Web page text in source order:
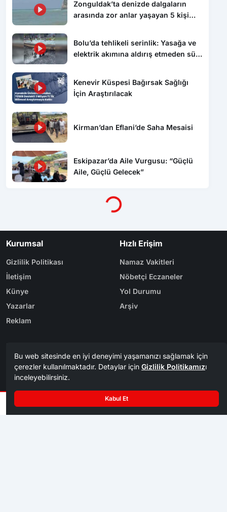
Zonguldak’ta denizde dalgaların
arasında zor anlar yaşayan 5 kişi
Bolu’da tehlikeli serinlik: Yasağa ve
elektrik akımına aldırış etmeden süs
Kenevir Küspesi Bağırsak Sağlığı
İçin Araştırılacak
Kirman’dan Eflani’de Saha Mesaisi
Eskipazar’da Aile Vurgusu: “Güçlü
Aile, Güçlü Gelecek”
Yükleniyor...
Kurumsal
Gizlilik Politikası
İletişim
Künye
Yazarlar
Reklam
Hızlı Erişim
Namaz Vakitleri
Nöbetçi Eczaneler
Yol Durumu
Arşiv
Bölge Haberleri
Karabük
Safranbolu
Kastamonu
Bolu
Dünya
Ekonomi
Gündem